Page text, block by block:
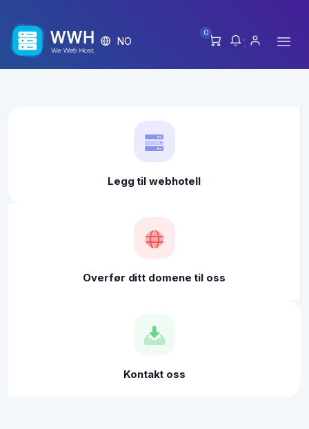
NO
0
Legg til webhotell
Overfør ditt domene til oss
Kontakt oss